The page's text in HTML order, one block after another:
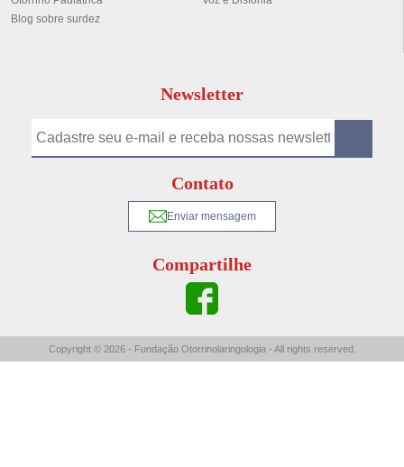
Blog sobre surdez
Newsletter
Contato
Enviar mensagem
Compartilhe
Copyright © 2026 - Fundação Otorrinolaringologia - All rights reserved.